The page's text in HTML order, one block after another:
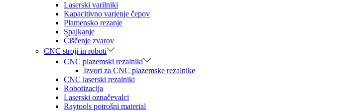
Laserski varilniki
Kapacitivno varjenje čepov
Plamensko rezanje
Spajkanje
Čiščenje zvarov
CNC stroji in roboti
CNC plazemski rezalniki
Izvori za CNC plazemske rezalnike
CNC laserski rezalniki
Robotizacija
Laserski označevalci
Raytools potrošni material